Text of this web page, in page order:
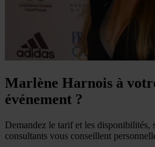
Marlène Harnois à
événement ?
Demandez le tarif et les disponibilités,
consultants vous conseillent